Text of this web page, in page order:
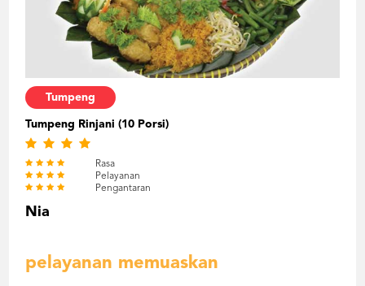
Tumpeng
Tumpeng Rinjani (10 Porsi)
Rasa
Pelayanan
Pengantaran
Nia
pelayanan memuaskan